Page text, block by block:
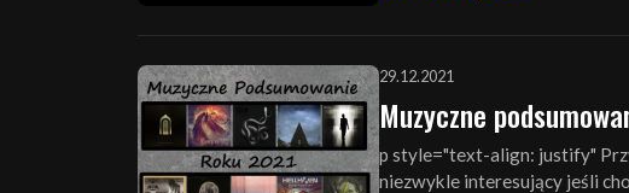
29.12.2021
Muzyczne
p style="text-align: justify"
niezwykle interesujący jeśli